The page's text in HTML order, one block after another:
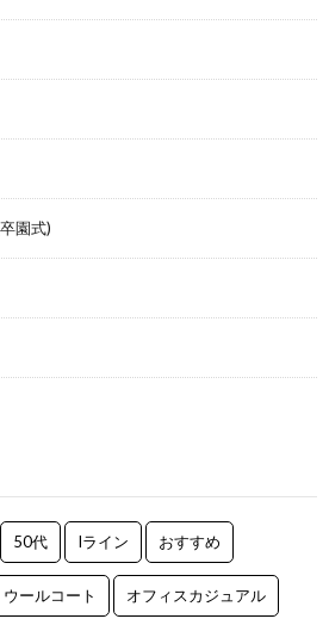
園式)
50代 Iライン おすすめ
ウールコート オフィスカジュアル